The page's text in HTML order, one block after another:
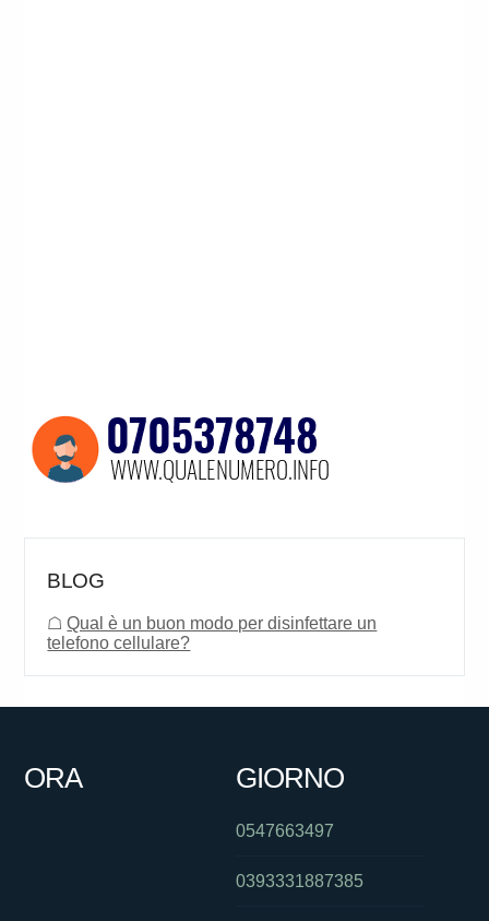
BLOG
☖Qual è un buon modo per disinfettare un
telefono cellulare?
ORA GIORNO
0547663497
0393331887385